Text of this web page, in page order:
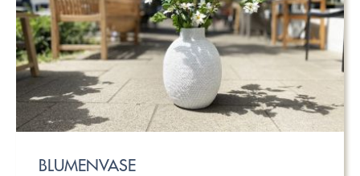
BLUMENVASE